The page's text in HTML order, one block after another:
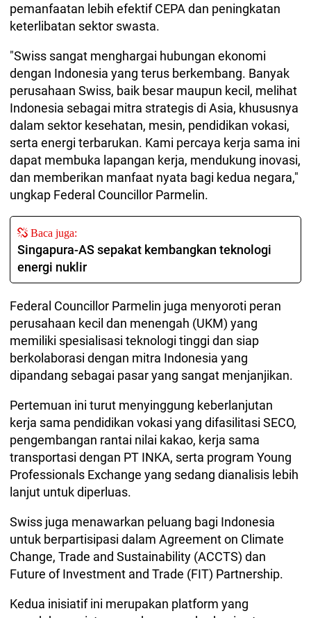
pemanfaatan lebih efektif CEPA dan peningkatan
keterlibatan sektor swasta.
"Swiss sangat menghargai hubungan ekonomi
dengan Indonesia yang terus berkembang. Banyak
perusahaan Swiss, baik besar maupun kecil, melihat
Indonesia sebagai mitra strategis di Asia, khususnya
dalam sektor kesehatan, mesin, pendidikan vokasi,
serta energi terbarukan. Kami percaya kerja sama ini
dapat membuka lapangan kerja, mendukung inovasi,
dan memberikan manfaat nyata bagi kedua negara,"
ungkap Federal Councillor Parmelin.
Baca juga:
Singapura-AS sepakat kembangkan teknologi
energi nuklir
Federal Councillor Parmelin juga menyoroti peran
perusahaan kecil dan menengah (UKM) yang
memiliki spesialisasi teknologi tinggi dan siap
berkolaborasi dengan mitra Indonesia yang
dipandang sebagai pasar yang sangat menjanjikan.
Pertemuan ini turut menyinggung keberlanjutan
kerja sama pendidikan vokasi yang difasilitasi SECO,
pengembangan rantai nilai kakao, kerja sama
transportasi dengan PT INKA, serta program Young
Professionals Exchange yang sedang dianalisis lebih
lanjut untuk diperluas.
Swiss juga menawarkan peluang bagi Indonesia
untuk berpartisipasi dalam Agreement on Climate
Change, Trade and Sustainability (ACCTS) dan
Future of Investment and Trade (FIT) Partnership.
Kedua inisiatif ini merupakan platform yang